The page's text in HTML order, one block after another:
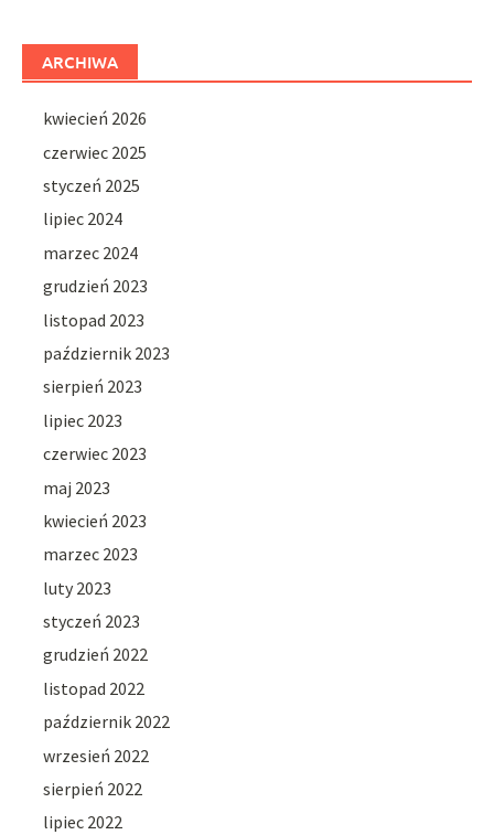
ARCHIWA
kwiecień 2026
czerwiec 2025
styczeń 2025
lipiec 2024
marzec 2024
grudzień 2023
listopad 2023
październik 2023
sierpień 2023
lipiec 2023
czerwiec 2023
maj 2023
kwiecień 2023
marzec 2023
luty 2023
styczeń 2023
grudzień 2022
listopad 2022
październik 2022
wrzesień 2022
sierpień 2022
lipiec 2022